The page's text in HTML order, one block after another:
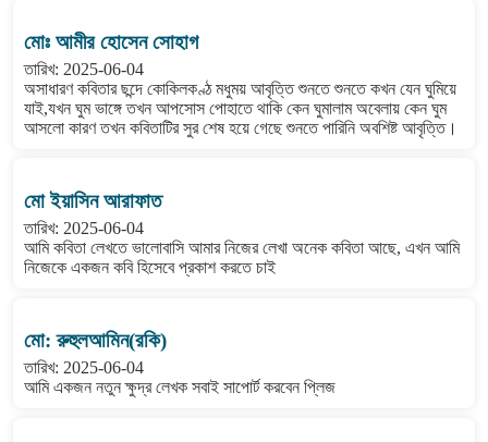
মোঃ আমীর হোসেন সোহাগ
তারিখ: 2025-06-04
অসাধারণ কবিতার ছন্দে কোকিলকণ্ঠ মধুময় আবৃত্তি শুনতে শুনতে কখন যেন ঘুমিয়ে
যাই,যখন ঘুম ভাঙ্গে তখন আপসোস পোহাতে থাকি কেন ঘুমালাম অবেলায় কেন ঘুম
আসলো কারণ তখন কবিতাটির সুর শেষ হয়ে গেছে শুনতে পারিনি অবশিষ্ট আবৃত্তি।
মো ইয়াসিন আরাফাত
তারিখ: 2025-06-04
আমি কবিতা লেখতে ভালোবাসি আমার নিজের লেখা অনেক কবিতা আছে, এখন আমি
নিজেকে একজন কবি হিসেবে প্রকাশ করতে চাই
মো: রুহুলআমিন(রকি)
তারিখ: 2025-06-04
আমি একজন নতুন ক্ষুদ্র লেখক সবাই সাপোর্ট করবেন প্লিজ